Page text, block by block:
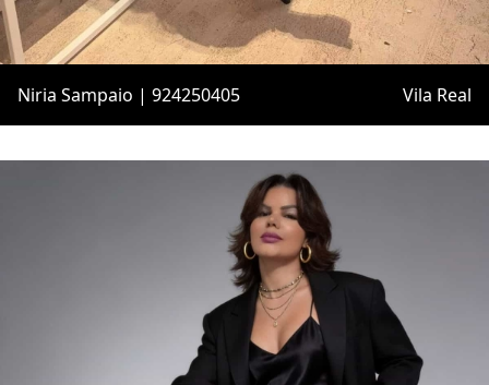
Niria Sampaio | 924250405 Vila Real